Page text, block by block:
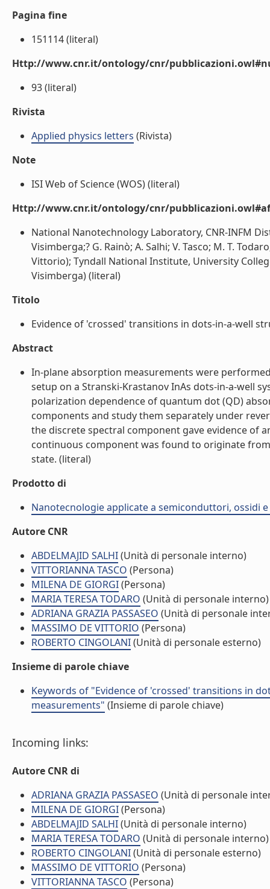
Pagina fine
151114 (literal)
Http://www.cnr.it/ontology/cnr/
93 (literal)
Rivista
Applied physics letters (Rivista)
Note
ISI Web of Science (WOS) (literal)
Http://www.cnr.it/ontology/cnr/
National Nanotechnology Laboratory, CNR-INFM
Visimberga;? G. Rainò; A. Salhi; V. Tasco; M. T.
Vittorio); Tyndall National Institute, University
Visimberga) (literal)
Titolo
Evidence of 'crossed' transitions in dots-in-a-well
Abstract
In-plane absorption measurements were
setup on a Stranski-Krastanov InAs dots-in-a-well
polarization dependence of quantum dot (QD)
components and study them separately under
the discrete spectral component gave evidence of
continuous component was found to originate
state. (literal)
Prodotto di
Nanotecnologie applicate a semiconduttori, ossidi e
Autore CNR
ABDELMAJID SALHI(Unità di personale interno)
VITTORIANNA TASCO (Persona)
MILENA DE GIORGI(Persona)
MARIA TERESA TODARO (Unità di personale interno)
ADRIANA GRAZIA PASSASEO (Unità di personale
MASSIMO DE VITTORIO (Persona)
ROBERTO CINGOLANI(Unità di personale esterno)
Insieme di parole chiave
Keywords of "Evidence of 'crossed' transitions in
measurements" (Insieme di parole chiave)
Incoming links:
Autore CNR di
ADRIANA GRAZIA PASSASEO (Unità di personale
MILENA DE GIORGI(Persona)
ABDELMAJID SALHI(Unità di personale interno)
MARIA TERESA TODARO (Unità di personale interno)
ROBERTO CINGOLANI(Unità di personale esterno)
MASSIMO DE VITTORIO (Persona)
VITTORIANNA TASCO (Persona)